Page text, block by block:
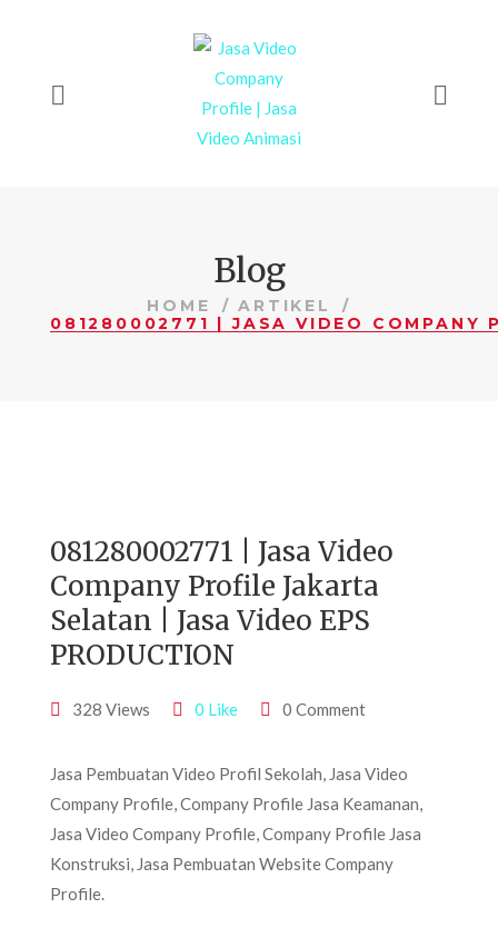
Blog
HOME ARTIKEL
081280002771 | Jasa Video
Company Profile Jakarta
Selatan | Jasa Video EPS
PRODUCTION
328 Views 0 Like 0 Comment
Jasa Pembuatan Video Profil Sekolah, Jasa Video
Company Profile, Company Profile Jasa Keamanan,
Jasa Video Company Profile, Company Profile Jasa
Konstruksi, Jasa Pembuatan Website Company
Profile.